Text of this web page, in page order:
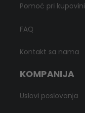
Pomoć pri kupovini
FAQ
Kontakt sa nama
KOMPANIJA
Uslovi poslovanja